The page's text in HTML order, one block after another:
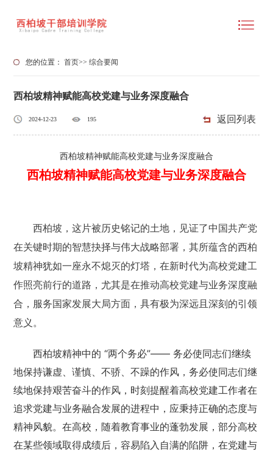
您的位置：首页>>综合要闻
西柏坡精神赋能高校党建与业务深度融合
2024-12-23 195 返回列表
西柏坡精神赋能高校党建与业务深度融合
西柏坡精神赋能高校党建与业务深度融合
西柏坡，这片被历史铭记的土地，见证了中国共产党
在关键时期的智慧抉择与伟大战略部署，其所蕴含的西柏
坡精神犹如一座永不熄灭的灯塔，在新时代为高校党建工
作照亮前行的道路，尤其是在推动高校党建与业务深度融
合，服务国家发展大局方面，具有极为深远且深刻的引领
意义。
西柏坡精神中的 “两个务必”—— 务必使同志们继续
地保持谦虚、谨慎、不骄、不躁的作风，务必使同志们继
续地保持艰苦奋斗的作风，时刻提醒着高校党建工作者在
追求党建与业务融合发展的进程中，应秉持正确的态度与
精神风貌。在高校，随着教育事业的蓬勃发展，部分高校
在某些领域取得成绩后，容易陷入自满的陷阱，在党建与